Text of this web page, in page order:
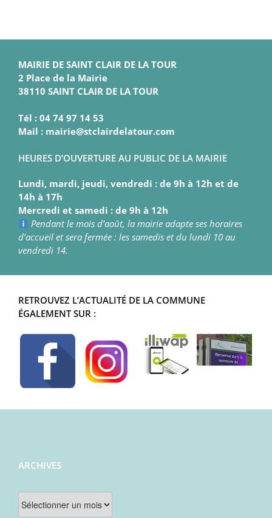
MAIRIE DE SAINT CLAIR DE LA TOUR
2 Place de la Mairie
38110 SAINT CLAIR DE LA TOUR
Tél : 04 74 97 14 53
Mail : mairie@stclairdelatour.com
HEURES D’OUVERTURE AU PUBLIC DE LA MAIRIE
Lundi, mardi, jeudi, vendredi : de 9h à 12h et de
14h à 17h
Mercredi et samedi : de 9h à 12h
Pendant le mois d’août, la mairie adapte ses horaires
d’accueil et sera fermée : les samedis et du lundi 10 au
vendredi 14.
RETROUVEZ L’ACTUALITÉ DE LA COMMUNE
ÉGALEMENT SUR :
ARCHIVES
Archives